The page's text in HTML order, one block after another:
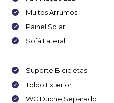
Muitos Arrumos
Painel Solar
Sofá Lateral
Suporte Bicicletas
Toldo Exterior
WC Duche Separado